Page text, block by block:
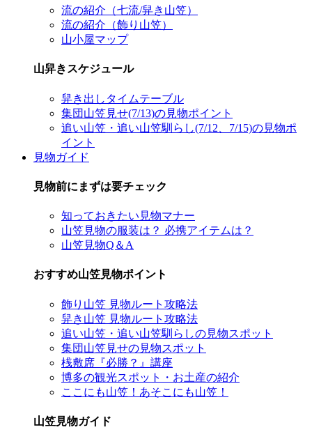
流の紹介（七流/舁き山笠）
流の紹介（飾り山笠）
山小屋マップ
山舁きスケジュール
舁き出しタイムテーブル
集団山笠見せ(7/13)の見物ポイント
追い山笠・追い山笠馴らし(7/12、7/15)の見物ポ
イント
見物ガイド
見物前にまずは要チェック
知っておきたい見物マナー
山笠見物の服装は？ 必携アイテムは？
山笠見物Q＆A
おすすめ山笠見物ポイント
飾り山笠 見物ルート攻略法
舁き山笠 見物ルート攻略法
追い山笠・追い山笠馴らしの見物スポット
集団山笠見せの見物スポット
桟敷席『必勝？』講座
博多の観光スポット・お土産の紹介
ここにも山笠！あそこにも山笠！
山笠見物ガイド